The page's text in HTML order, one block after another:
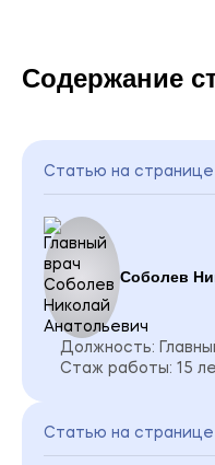
Содержание
Статью на странице
Соболев
Должность:
Стаж работы: 15
Статью на странице